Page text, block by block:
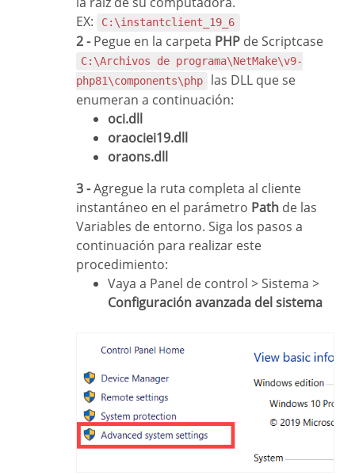
EX:
C:\instantclient_19_6
2 -Pegue en la carpeta PHP de Scriptcase
C:\Archivos de programa\NetMake\v9-
php81\components\php
las DLL que se
enumeran a continuación:
oci.dll
oraociei19.dll
oraons.dll
3 -Agregue la ruta completa al cliente
instantáneo en el parámetro Path de las
Variables de entorno. Siga los pasos a
continuación para realizar este
procedimiento:
Vaya a Panel de control > Sistema >
Configuración avanzada del sistema